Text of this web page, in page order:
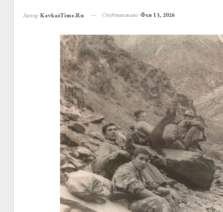
Автор KavkazTime.ru Опубликовано Фев 13, 2026